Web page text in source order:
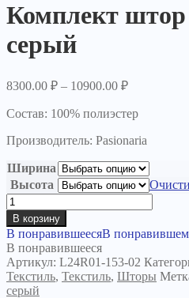
Комплект штор
серый
8300.00 ₽ – 10900.00 ₽
Состав: 100% полиэстер
Производитель: Pasionaria
Ширина
Высота
Количество
товара
Комплект
штор
Блэкаут
серый
В корзину
В понравившеесяВ
В понравившееся
Артикул: L24R01-153-02
Текстиль, Текстиль, Шторы
серый